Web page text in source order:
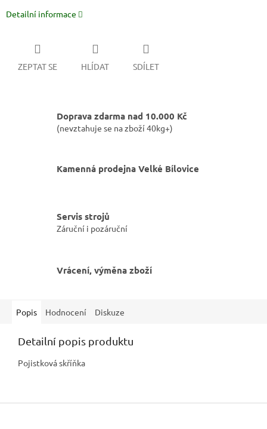
Detailní informace
ZEPTAT SE HLÍDAT SDÍLET
Doprava zdarma nad 10.000 Kč
(nevztahuje se na zboží 40kg+)
Kamenná prodejna Velké Bílovice
Servis strojů
Záruční i pozáruční
Vrácení, výměna zboží
Popis Hodnocení Diskuze
Detailní popis produktu
Pojistková skříňka
Z